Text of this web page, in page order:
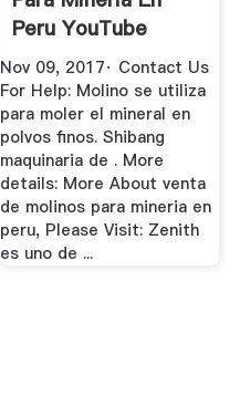
Peru YouTube
Nov 09, 2017· Contact Us
For Help: Molino se utiliza
para moler el mineral en
polvos finos. Shibang
maquinaria de . More
details: More About venta
de molinos para mineria en
peru, Please Visit: Zenith
es uno de ...